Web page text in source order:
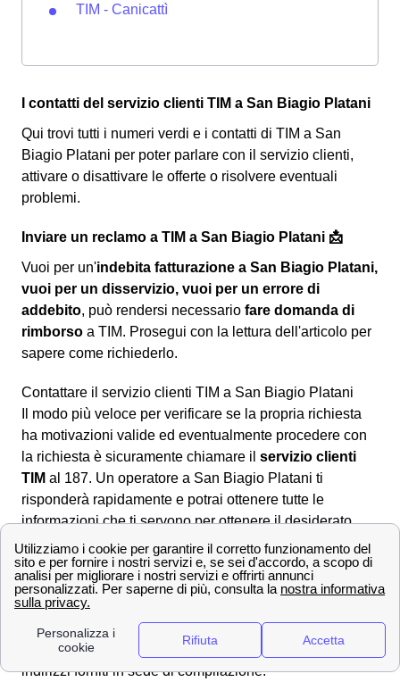
TIM - Canicattì
I contatti del servizio clienti TIM a San Biagio Platani
Qui trovi tutti i numeri verdi e i contatti di TIM a San
Biagio Platani per poter parlare con il servizio clienti,
attivare o disattivare le offerte o risolvere eventuali
problemi.
Inviare un reclamo a TIM a San Biagio Platani 📩
Vuoi per un'indebita fatturazione a San Biagio Platani,
vuoi per un disservizio, vuoi per un errore di
addebito, può rendersi necessario fare domanda di
rimborso a TIM. Prosegui con la lettura dell'articolo per
sapere come richiederlo.
Contattare il servizio clienti TIM a San Biagio Platani
Il modo più veloce per verificare se la propria richiesta
ha motivazioni valide ed eventualmente procedere con
la richiesta è sicuramente chiamare il servizio clienti
TIM al 187. Un operatore a San Biagio Platani ti
risponderà rapidamente e potrai ottenere tutte le
informazioni che ti servono per ottenere il desiderato
rimborso .
Dall'area web MyTIM
È altresì possibile andare nell'area online dedicata
compilando il modulo nella sezione apposita
formulare correttamente la richiesta di rimborso a San
Biagio Platani ed attendere la risposta ad uno degli
indirizzi forniti in sede di compilazione.